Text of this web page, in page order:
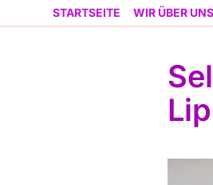
STARTSEITE WIR ÜBER UNS